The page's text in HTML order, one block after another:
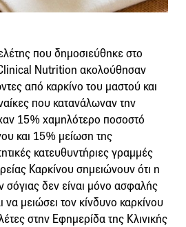
που δημοσιεύθηκε στο
Nutrition ακολούθησαν
από καρκίνο του μαστού και
που κατανάλωναν την
15% χαμηλότερο ποσοστό
και 15% μείωση της
κατευθυντήριες γραμμές
Καρκίνου σημειώνουν ότι η
δεν είναι μόνο ασφαλής
μειώσει τον κίνδυνο καρκίνου
στην Εφημερίδα της Κλινικής